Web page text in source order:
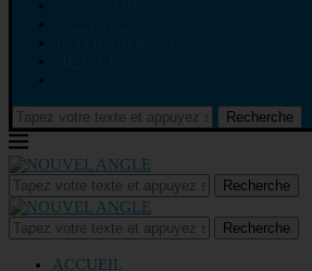
Recherche
Recherche
Recherche
ACCUEIL